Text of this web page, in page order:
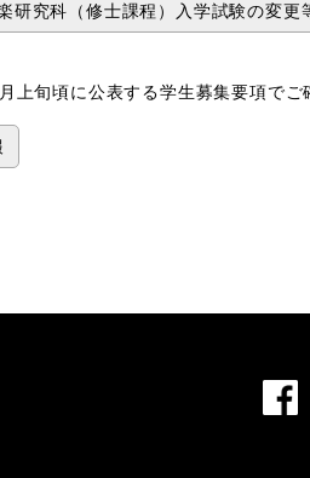
研究科（修士課程）入学試験の変更
旬頃に公表する学生募集要項でご